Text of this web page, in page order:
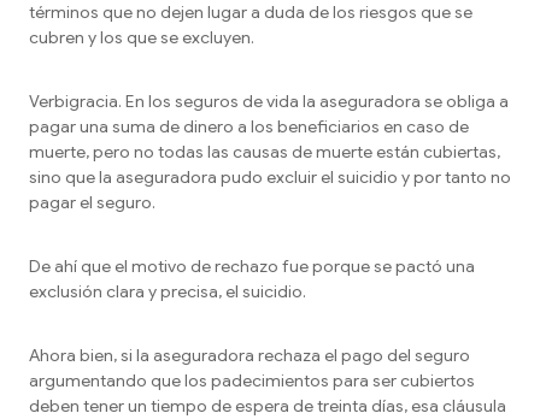
términos que no dejen lugar a duda de los riesgos que se
cubren y los que se excluyen.
Verbigracia. En los seguros de vida la aseguradora se obliga a
pagar una suma de dinero a los beneficiarios en caso de
muerte, pero no todas las causas de muerte están cubiertas,
sino que la aseguradora pudo excluir el suicidio y por tanto no
pagar el seguro.
De ahí que el motivo de rechazo fue porque se pactó una
exclusión clara y precisa, el suicidio.
Ahora bien, si la aseguradora rechaza el pago del seguro
argumentando que los padecimientos para ser cubiertos
deben tener un tiempo de espera de treinta días, esa cláusula